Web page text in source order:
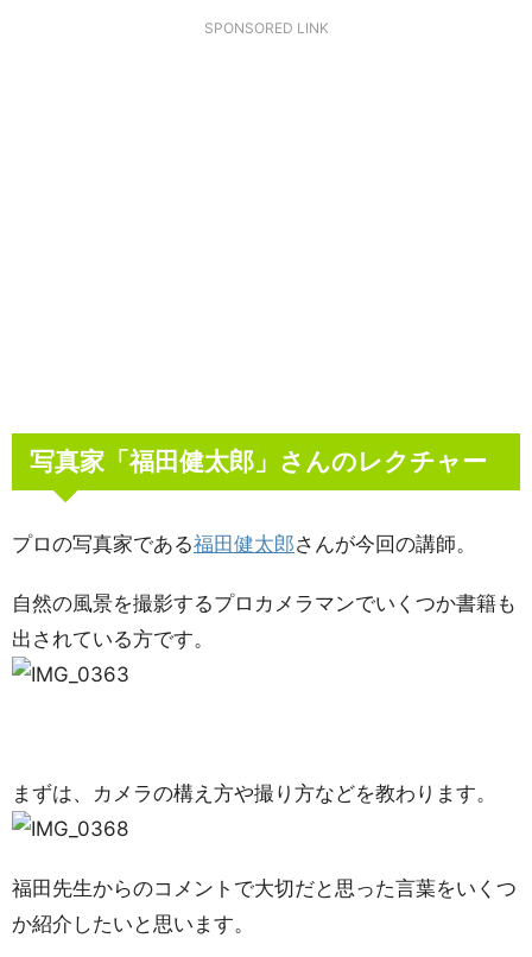
SPONSORED LINK
写真家「福田健太郎」さんのレクチャー
プロの写真家である福田健太郎さんが今回の講師。
自然の風景を撮影するプロカメラマンでいくつか書籍も
出されている方です。
まずは、カメラの構え方や撮り方などを教わります。
福田先生からのコメントで大切だと思った言葉をいくつ
か紹介したいと思います。